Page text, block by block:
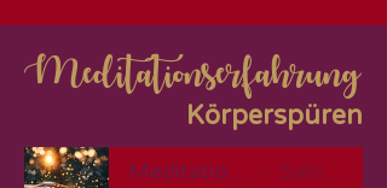
Meditationserfahrung
Körperspüren
Meditationerfahrung Sabine Shah